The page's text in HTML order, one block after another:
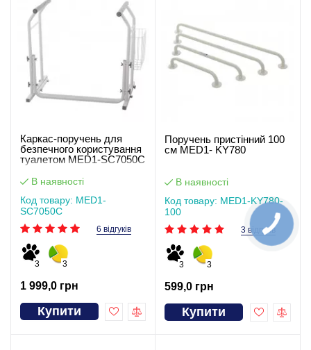
Каркас-поручень для
безпечного користування
туалетом MED1-SC7050C
В наявності
Код товару: MED1-
SC7050C
6 відгуків
3 3
1 999,0 грн
Купити
Поручень пристінний 100
см MED1- KY780
В наявності
Код товару: MED1-KY780-
100
3 відгуків
3 3
599,0 грн
Купити